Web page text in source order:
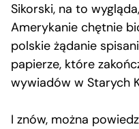
Sikorski, na to
Amerykanie chętnie
polskie żądanie
papierze, które
wywiadów w Starych
I znów, można